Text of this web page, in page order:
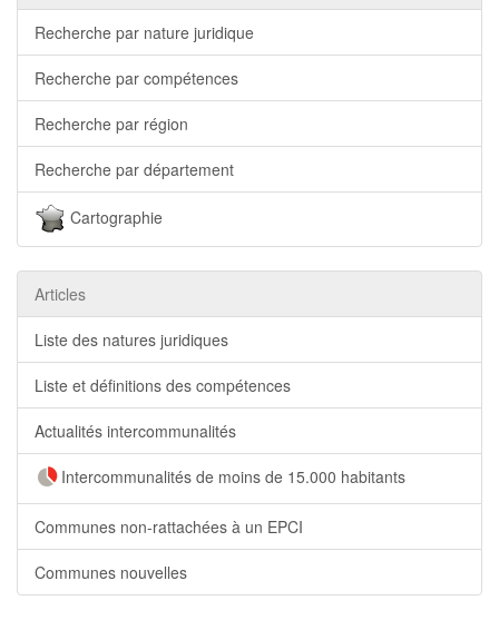
Recherche par nature juridique
Recherche par compétences
Recherche par région
Recherche par département
Cartographie
Articles
Liste des natures juridiques
Liste et définitions des compétences
Actualités intercommunalités
Intercommunalités de moins de 15.000 habitants
Communes non-rattachées à un EPCI
Communes nouvelles